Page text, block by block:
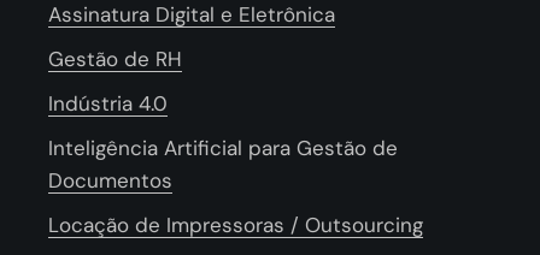
Assinatura Digital e Eletrônica
Gestão de RH
Indústria 4.0
Inteligência Artificial para Gestão de
Documentos
Locação de Impressoras / Outsourcing